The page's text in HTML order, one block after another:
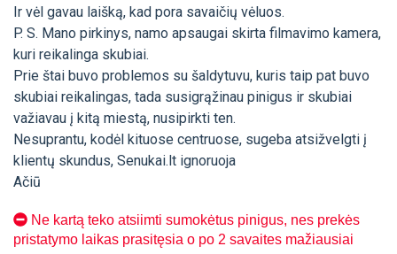
Ir vėl gavau laišką, kad pora savaičių vėluos.
P. S. Mano pirkinys, namo apsaugai skirta filmavimo kamera,
kuri reikalinga skubiai.
Prie štai buvo problemos su šaldytuvu, kuris taip pat buvo
skubiai reikalingas, tada susigrąžinau pinigus ir skubiai
važiavau į kitą miestą, nusipirkti ten.
Nesuprantu, kodėl kituose centruose, sugeba atsižvelgti į
klientų skundus, Senukai.lt ignoruoja
Ačiū
Ne kartą teko atsiimti sumokėtus pinigus, nes prekės
pristatymo laikas prasitęsia o po 2 savaites mažiausiai